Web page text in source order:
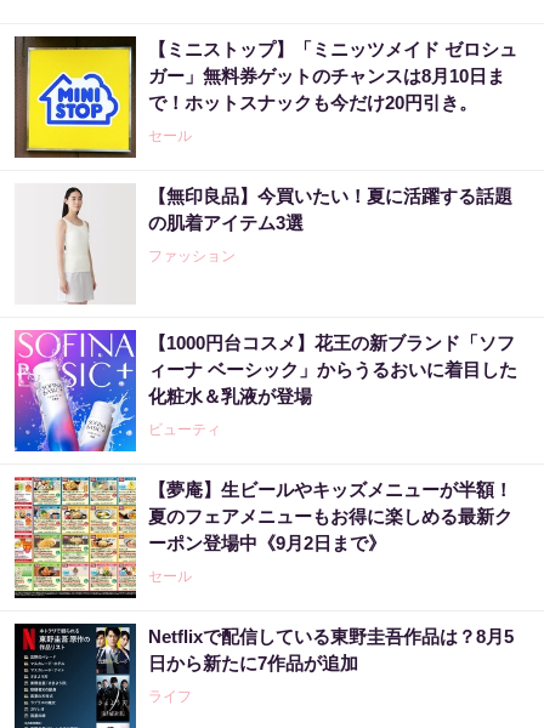
【ミニストップ】「ミニッツメイド ゼロシュ
ガー」無料券ゲットのチャンスは8月10日ま
で！ホットスナックも今だけ20円引き。
セール
【無印良品】今買いたい！夏に活躍する話題
の肌着アイテム3選
ファッション
【1000円台コスメ】花王の新ブランド「ソフ
ィーナ ベーシック」からうるおいに着目した
化粧水＆乳液が登場
ビューティ
【夢庵】生ビールやキッズメニューが半額！
夏のフェアメニューもお得に楽しめる最新ク
ーポン登場中《9月2日まで》
セール
Netflixで配信している東野圭吾作品は？8月5
日から新たに7作品が追加
ライフ